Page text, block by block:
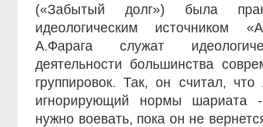
(«Забытый долг») была
идеологическим источником
А.Фарага служат
деятельности большинства
группировок. Так, он считал,
игнорирующий нормы шариата
нужно воевать, пока он не